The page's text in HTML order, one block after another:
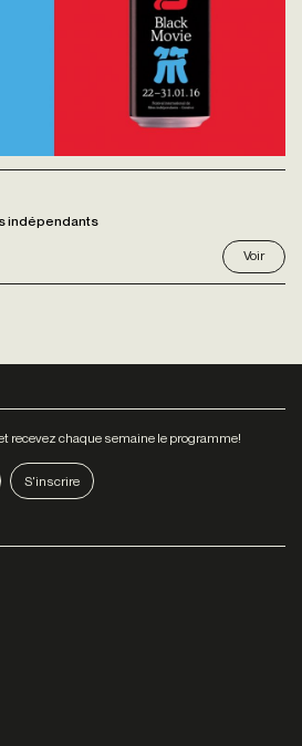
indépendants
Voir
recevez chaque semaine le programme!